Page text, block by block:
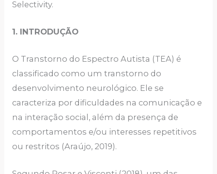
Selectivity.
1. INTRODUÇÃO
O Transtorno do Espectro Autista (TEA) é
classificado como um transtorno do
desenvolvimento neurológico. Ele se
caracteriza por dificuldades na comunicação e
na interação social, além da presença de
comportamentos e/ou interesses repetitivos
ou restritos (Araújo, 2019).